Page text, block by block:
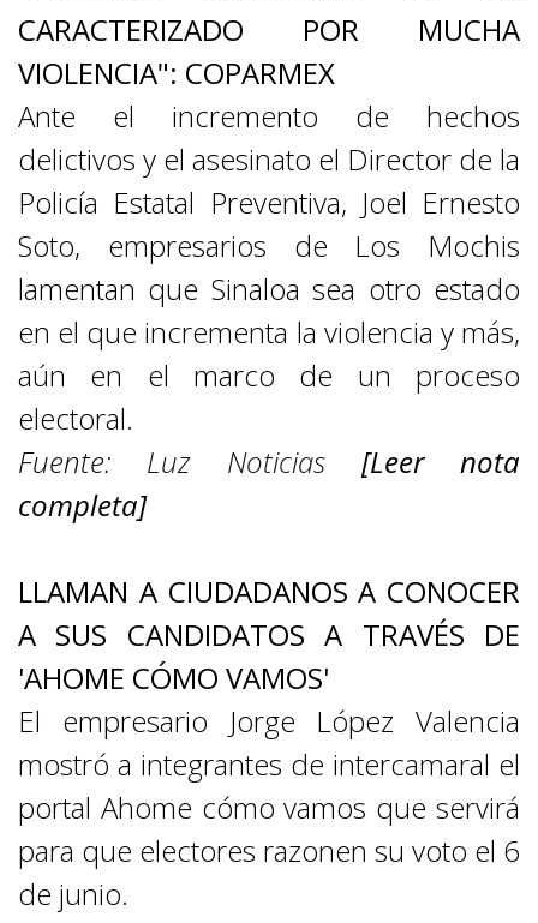
CARACTERIZADO POR MUCHA
VIOLENCIA": COPARMEX
Ante el incremento de hechos
delictivos y el asesinato el Director de la
Policía Estatal Preventiva, Joel Ernesto
Soto, empresarios de Los Mochis
lamentan que Sinaloa sea otro estado
en el que incrementa la violencia y más,
aún en el marco de un proceso
electoral.
Fuente: Luz Noticias [Leer nota
completa]
LLAMAN A CIUDADANOS A CONOCER
A SUS CANDIDATOS A TRAVÉS DE
'AHOME CÓMO VAMOS'
El empresario Jorge López Valencia
mostró a integrantes de intercamaral el
portal Ahome cómo vamos que servirá
para que electores razonen su voto el 6
de junio.